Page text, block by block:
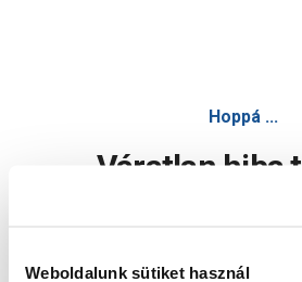
Weboldalunk sütiket használ
Hoppá ...
Váratlan hiba